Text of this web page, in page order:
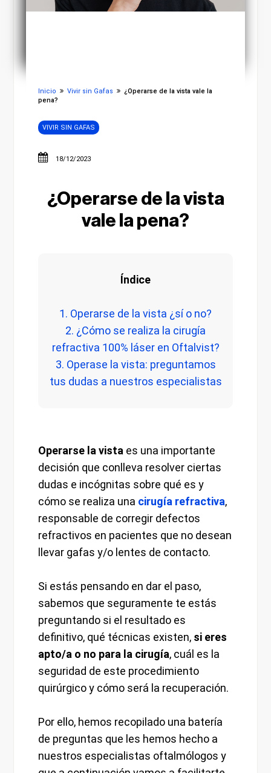
Inicio Vivir sin Gafas
¿Operarse de la vista vale la
pena?
VIVIR SIN GAFAS
18/12/2023
¿Operarse de la vista
vale la pena?
Índice
1. Operarse de la vista ¿sí o no?
2. ¿Cómo se realiza la cirugía
refractiva 100% láser en Oftalvist?
3. Operase la vista: preguntamos
tus dudas a nuestros especialistas
Operarse la vista es una importante
decisión que conlleva resolver ciertas
dudas e incógnitas sobre qué es y
cómo se realiza una cirugía refractiva,
responsable de corregir defectos
refractivos en pacientes que no desean
llevar gafas y/o lentes de contacto.
Si estás pensando en dar el paso,
sabemos que seguramente te estás
preguntando si el resultado es
definitivo, qué técnicas existen, si eres
apto/a o no para la cirugía, cuál es la
seguridad de este procedimiento
quirúrgico y cómo será la recuperación.
Por ello, hemos recopilado una batería
de preguntas que les hemos hecho a
nuestros especialistas oftalmólogos y